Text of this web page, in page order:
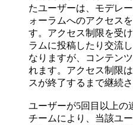
たユーザーは、モデレ
ォーラムへのアクセス
す。アクセス制限を受
ラムに投稿したり交流
なりますが、コンテン
れます。アクセス制限
スが終了するまで継続さ
ユーザーが5回目以上の
チームにより、当該ユ